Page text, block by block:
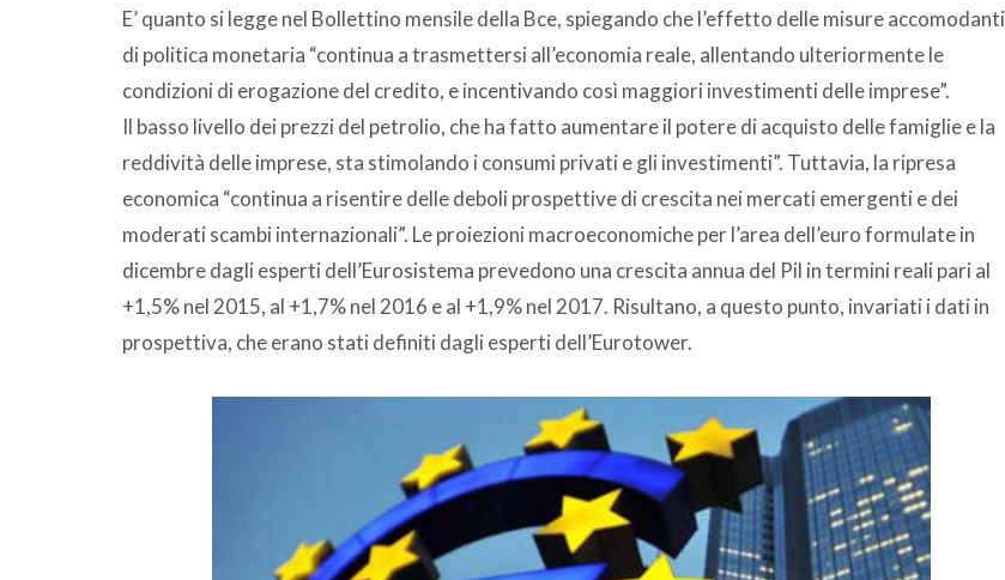
E’ quanto si legge nel Bollettino mensile della Bce, spiegando che l’effetto delle misure accomodanti
di politica monetaria “continua a trasmettersi all’economia reale, allentando ulteriormente le
condizioni di erogazione del credito, e incentivando così maggiori investimenti delle imprese”.
Il basso livello dei prezzi del petrolio, che ha fatto aumentare il potere di acquisto delle famiglie e la
reddività delle imprese, sta stimolando i consumi privati e gli investimenti”. Tuttavia, la ripresa
economica “continua a risentire delle deboli prospettive di crescita nei mercati emergenti e dei
moderati scambi internazionali”. Le proiezioni macroeconomiche per l’area dell’euro formulate in
dicembre dagli esperti dell’Eurosistema prevedono una crescita annua del Pil in termini reali pari al
+1,5% nel 2015, al +1,7% nel 2016 e al +1,9% nel 2017. Risultano, a questo punto, invariati i dati in
prospettiva, che erano stati definiti dagli esperti dell’Eurotower.